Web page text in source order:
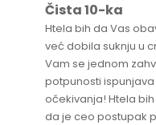
Čista 10-ka
Htela bih da Vas
već dobila suknju u
Vam se jednom
potpunosti
očekivanja! Htela
da je ceo postupak